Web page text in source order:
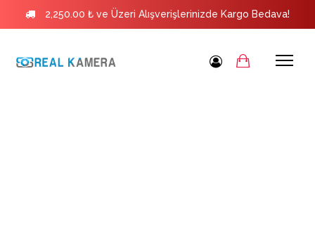
2,250.00 ₺ ve Üzeri Alışverişlerinizde Kargo Bedava!